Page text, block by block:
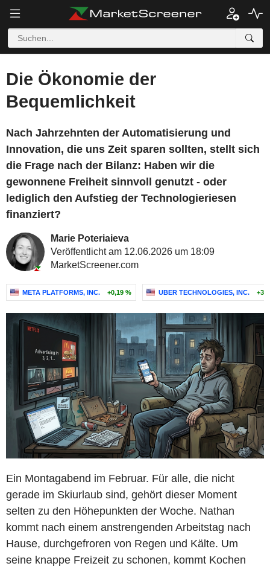
Die Ökonomie der
Bequemlichkeit
Nach Jahrzehnten der Automatisierung und
Innovation, die uns Zeit sparen sollten, stellt sich
die Frage nach der Bilanz: Haben wir die
gewonnene Freiheit sinnvoll genutzt - oder
lediglich den Aufstieg der Technologieriesen
finanziert?
Marie Poteriaieva
Veröffentlicht am 12.06.2026 um 18:09
MarketScreener.com
META PLATFORMS, INC. +0,19 % UBER TECHNOLOGIES, INC.
Ein Montagabend im Februar. Für alle, die nicht
gerade im Skiurlaub sind, gehört dieser Moment
selten zu den Höhepunkten der Woche. Nathan
kommt nach einem anstrengenden Arbeitstag nach
Hause, durchgefroren von Regen und Kälte. Um
seine knappe Freizeit zu schonen, kommt Kochen